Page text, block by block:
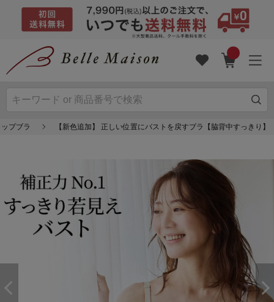
プブラ 【新色追加】 正しい位置にバストを戻すブラ【脇背中すっきり】